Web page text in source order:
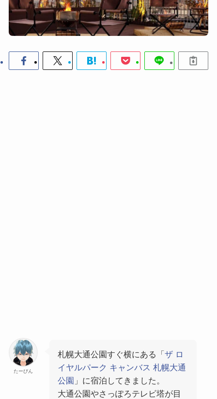
たーびん
札幌大通公園すぐ横にある「 ザ ロ
イヤルパーク キャンバス 札幌大通
公園 」に宿泊してきました。
大通公園やさっぽろテレビ塔が目